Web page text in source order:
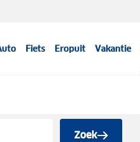
Fiets Eropuit Vakantie
Zoek